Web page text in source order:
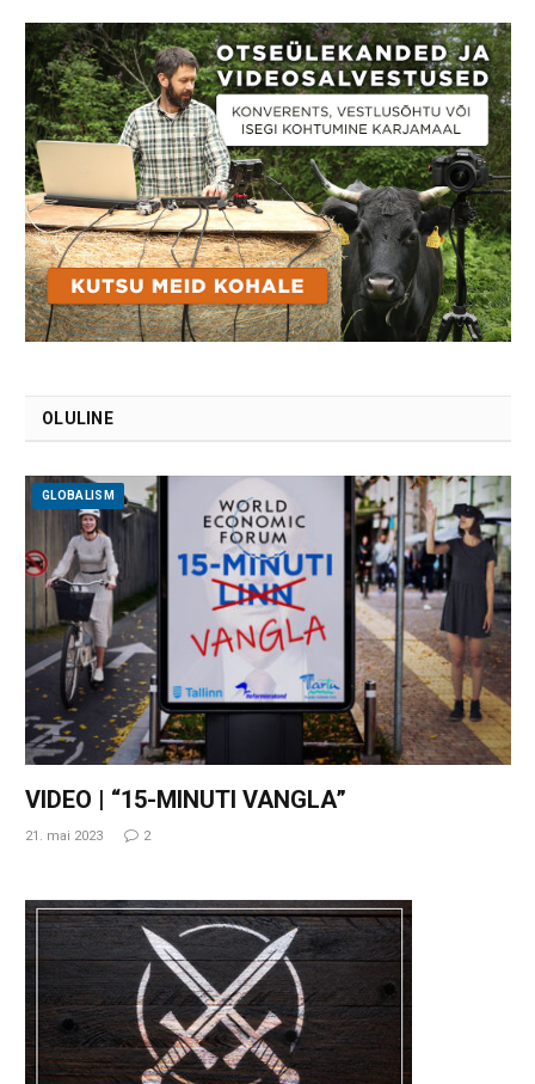
OLULINE
GLOBALISM
VIDEO | “15-MINUTI VANGLA”
21. mai 2023 2